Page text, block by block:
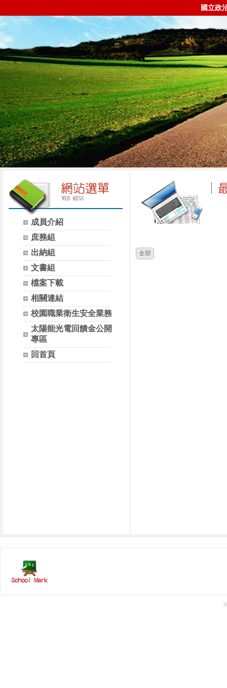
國立政
成員介紹
庶務組
出納組
文書組
檔案下載
相關連結
校園職業衛生安全業務
太陽能光電回饋金公開
專區
回首頁
全部